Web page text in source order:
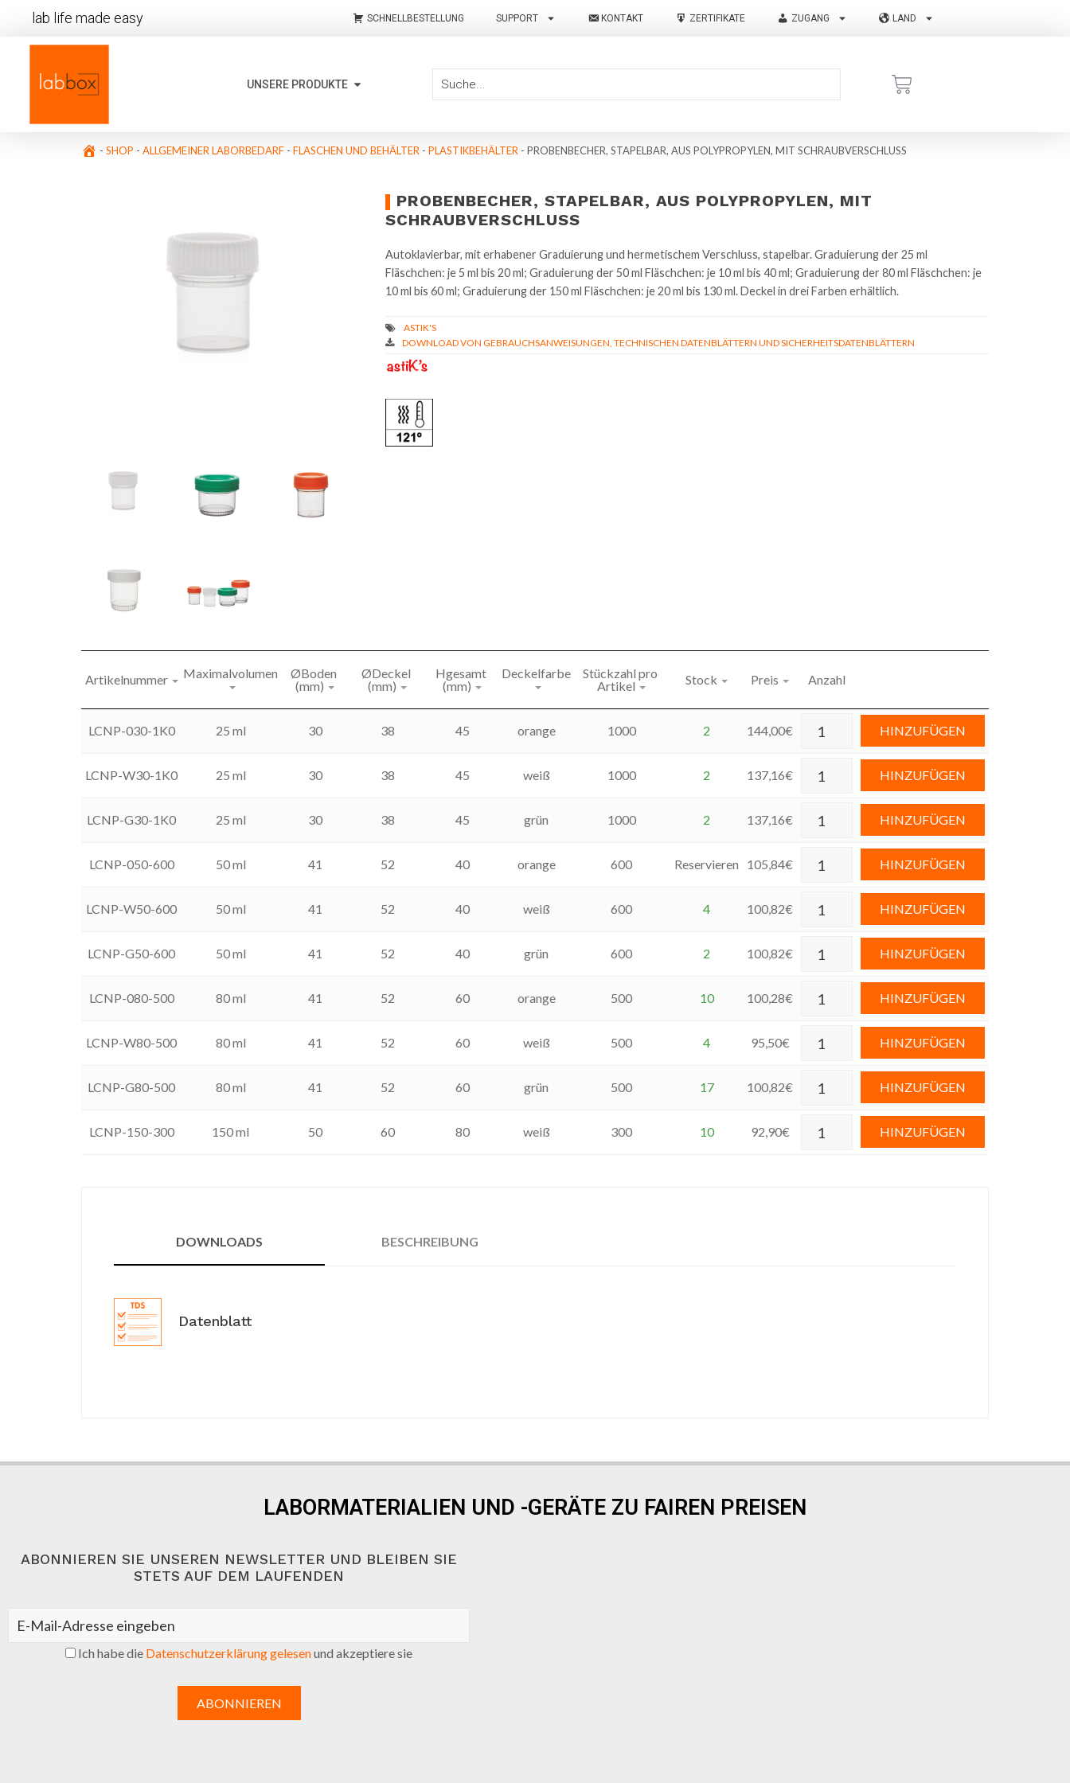
lab life made easy SCHNELLBESTELLUNG SUPPORT KONTAKT ZERTIFIKATE ZUGANG LAND
UNSERE PRODUKTE
- SHOP - ALLGEMEINER LABORBEDARF - FLASCHEN UND BEHÄLTER - PLASTIKBEHÄLTER - PROBENBECHER, STAPELBAR, AUS POLYPROPYLEN, MIT SCHRAUBVERSCHLUSS
PROBENBECHER, STAPELBAR, AUS POLYPROPYLEN, MIT
SCHRAUBVERSCHLUSS
Autoklavierbar, mit erhabener Graduierung und hermetischem Verschluss, stapelbar. Graduierung der 25 ml
Fläschchen: je 5 ml bis 20 ml; Graduierung der 50 ml Fläschchen: je 10 ml bis 40 ml; Graduierung der 80 ml Fläschchen: je
10 ml bis 60 ml; Graduierung der 150 ml Fläschchen: je 20 ml bis 130 ml. Deckel in drei Farben erhältlich.
DOWNLOAD VON GEBRAUCHSANWEISUNGEN, TECHNISCHEN DATENBLÄTTERN UND SICHERHEITSDATENBLÄTTERN
Artikelnummer Maximalvolumen
ØBoden
(mm)
ØDeckel
(mm)
Hgesamt
(mm)
Deckelfarbe
Stückzahl pro
Artikel
Stock Preis Anzahl
LCNP-030-1K0 25 ml 30 38 45 orange 1000 2 144,00€ HINZUFÜGEN
LCNP-W30-1K0 25 ml 30 38 45 weiß 1000 2 137,16€ HINZUFÜGEN
LCNP-G30-1K0 25 ml 30 38 45 grün 1000 2 137,16€ HINZUFÜGEN
LCNP-050-600 50 ml 41 52 40 orange 600 Reservieren 105,84€ HINZUFÜGEN
LCNP-W50-600 50 ml 41 52 40 weiß 600 4 100,82€ HINZUFÜGEN
LCNP-G50-600 50 ml 41 52 40 grün 600 2 100,82€ HINZUFÜGEN
LCNP-080-500 80 ml 41 52 60 orange 500 10 100,28€ HINZUFÜGEN
LCNP-W80-500 80 ml 41 52 60 weiß 500 4 95,50€ HINZUFÜGEN
LCNP-G80-500 80 ml 41 52 60 grün 500 17 100,82€ HINZUFÜGEN
LCNP-150-300 150 ml 50 60 80 weiß 300 10 92,90€ HINZUFÜGEN
DOWNLOADS BESCHREIBUNG
Datenblatt
LABORMATERIALIEN UND -GERÄTE ZU FAIREN PREISEN
ABONNIEREN SIE UNSEREN NEWSLETTER UND BLEIBEN SIE
STETS AUF DEM LAUFENDEN
Ich habe die Datenschutzerklärung gelesenund akzeptiere sie